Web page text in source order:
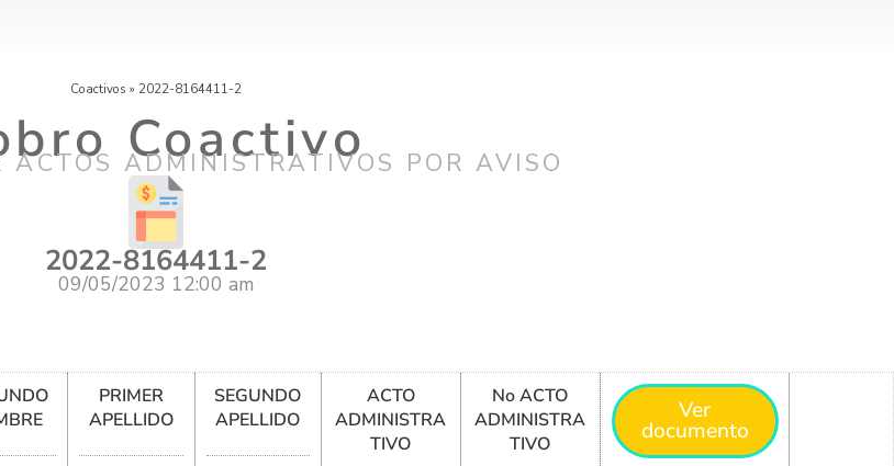
Coactivos » 2022-8164411-2
Coactivo
ACTOS ADMINISTRATIVOS POR AVISO
2022-8164411-2
09/05/2023 12:00 am
PRIMER
APELLIDO
SEGUNDO
APELLIDO
ACTO
ADMINISTRA
TIVO
No ACTO
ADMINISTRA
TIVO
Ver
documento